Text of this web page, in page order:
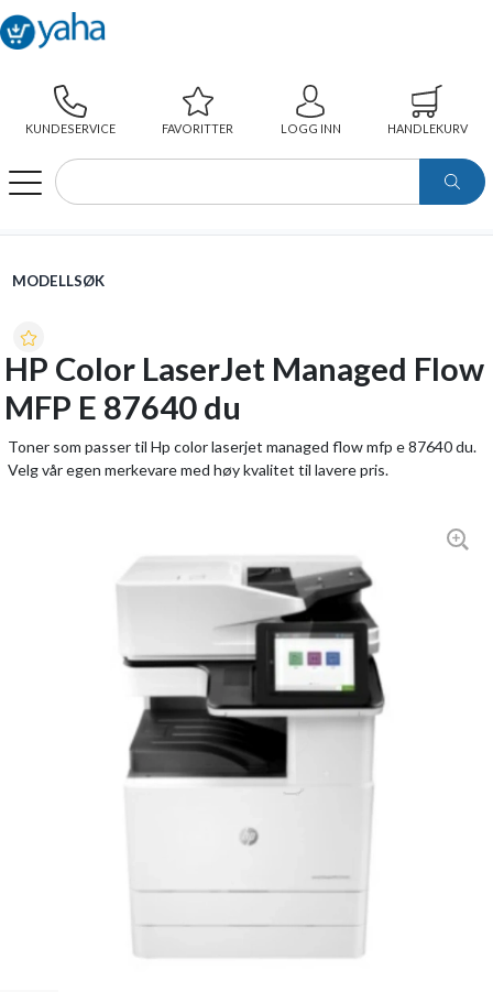
KUNDESERVICE FAVORITTER LOGG INN HANDLEKURV
WEBSHOP HP COLOR LASERJET MANAGED FLOW MFP E 87640 DU
MODELLSØK
HP Color LaserJet Managed Flow
MFP E 87640 du
Toner som passer til Hp color laserjet managed flow mfp e 87640 du.
Velg vår egen merkevare med høy kvalitet til lavere pris.